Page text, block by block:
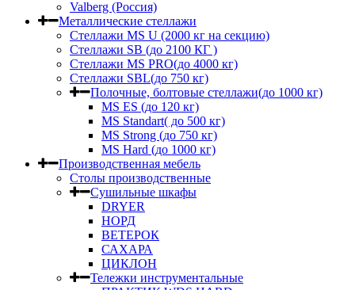
Valberg (Россия)
Металлические стеллажи
Стеллажи MS U (2000 кг на секцию)
Стеллажи SB (до 2100 КГ )
Стеллажи MS PRO(до 4000 кг)
Стеллажи SBL(до 750 кг)
Полочные, болтовые стеллажи(до 1000 кг)
MS ES (до 120 кг)
MS Standart( до 500 кг)
MS Strong (до 750 кг)
MS Hard (до 1000 кг)
Производственная мебель
Столы производственные
Сушильные шкафы
DRYER
НОРД
ВЕТЕРОК
САХАРА
ЦИКЛОН
Тележки инструментальные